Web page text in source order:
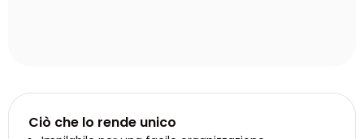
Ciò che lo rende unico